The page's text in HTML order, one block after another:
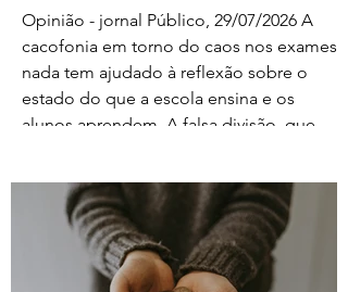
Opinião - jornal Público, 29/07/2026 A
cacofonia em torno do caos nos exames
nada tem ajudado à reflexão sobre o
estado do que a escola ensina e os
alunos aprendem. A falsa divisão, que
e os da ignorância, os do rigor e os do
facilitismo, os da inovação e os
empedernidos – é mais um agente de
confusão. O olhar da FENPROF para este